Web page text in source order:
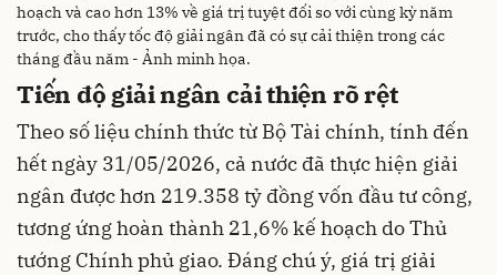
hoạch và cao hơn 13% về giá trị tuyệt đối so với cùng kỳ năm
trước, cho thấy tốc độ giải ngân đã có sự cải thiện trong các
tháng đầu năm - Ảnh minh họa.
Tiến độ giải ngân cải thiện rõ rệt
Theo số liệu chính thức từ Bộ Tài chính, tính đến
hết ngày 31/05/2026, cả nước đã thực hiện giải
ngân được hơn 219.358 tỷ đồng vốn đầu tư công,
tương ứng hoàn thành 21,6% kế hoạch do Thủ
tướng Chính phủ giao. Đáng chú ý, giá trị giải